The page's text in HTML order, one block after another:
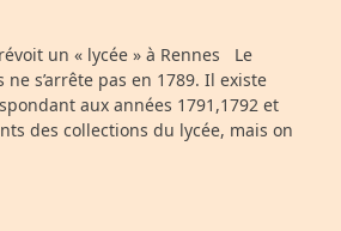
un « lycée » à Rennes Le
ne s’arrête pas en 1789. Il existe
aux années 1791,1792 et
des collections du lycée, mais on